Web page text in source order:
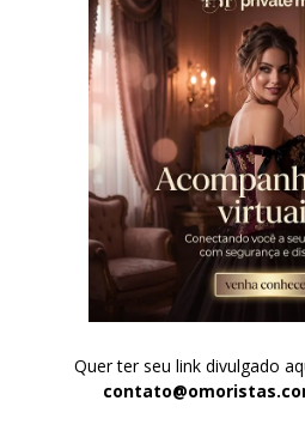
Quer ter seu link divulgado